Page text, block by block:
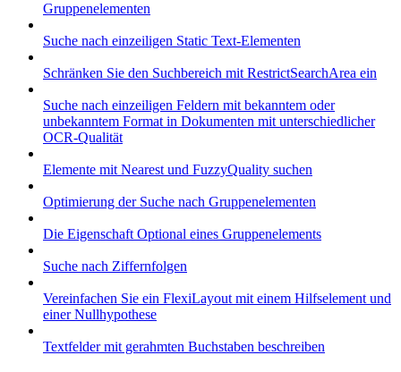
Gruppenelementen
Suche nach einzeiligen Static Text-Elementen
Schränken Sie den Suchbereich mit RestrictSearchArea ein
Suche nach einzeiligen Feldern mit bekanntem oder
unbekanntem Format in Dokumenten mit unterschiedlicher
OCR-Qualität
Elemente mit Nearest und FuzzyQuality suchen
Optimierung der Suche nach Gruppenelementen
Die Eigenschaft Optional eines Gruppenelements
Suche nach Ziffernfolgen
Vereinfachen Sie ein FlexiLayout mit einem Hilfselement und
einer Nullhypothese
Textfelder mit gerahmten Buchstaben beschreiben